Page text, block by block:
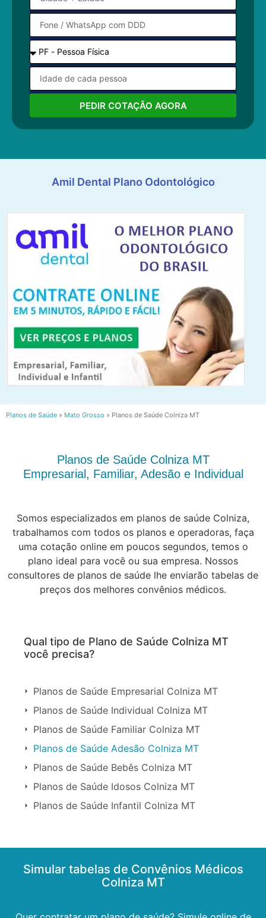
PEDIR COTAÇÃO AGORA
Amil Dental Plano Odontológico
Planos de Saúde » Mato Grosso » Planos de Saúde Colniza MT
Planos de Saúde Colniza MT
Empresarial, Familiar, Adesão e Individual
Somos especializados em planos de saúde Colniza,
trabalhamos com todos os planos e operadoras, faça
uma cotação online em poucos segundos, temos o
plano ideal para você ou sua empresa. Nossos
consultores de planos de saúde lhe enviarão tabelas de
preços dos melhores convênios médicos.
Qual tipo de Plano de Saúde Colniza MT
você precisa?
Planos de Saúde Empresarial Colniza MT
Planos de Saúde Individual Colniza MT
Planos de Saúde Familiar Colniza MT
Planos de Saúde Adesão Colniza MT
Planos de Saúde Bebês Colniza MT
Planos de Saúde Idosos Colniza MT
Planos de Saúde Infantil Colniza MT
Simular tabelas de Convênios Médicos
Colniza MT